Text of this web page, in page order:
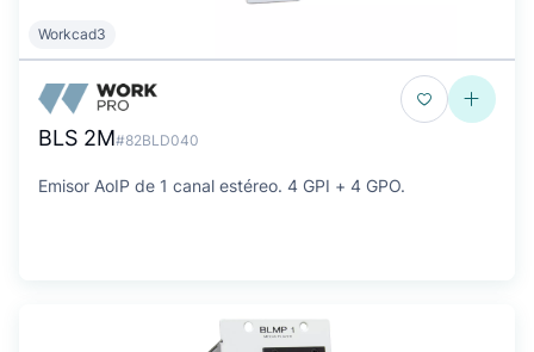
Workcad3
BLS 2M#82BLD040
Emisor AoIP de 1 canal estéreo. 4 GPI + 4 GPO.